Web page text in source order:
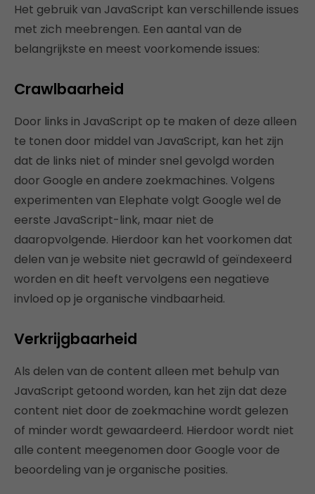
Het gebruik van JavaScript kan verschillende issues
met zich meebrengen. Een aantal van de
belangrijkste en meest voorkomende issues:
Crawlbaarheid
Door links in JavaScript op te maken of deze alleen
te tonen door middel van JavaScript, kan het zijn
dat de links niet of minder snel gevolgd worden
door Google en andere zoekmachines. Volgens
experimenten van Elephate volgt Google wel de
eerste JavaScript-link, maar niet de
daaropvolgende. Hierdoor kan het voorkomen dat
delen van je website niet gecrawld of geïndexeerd
worden en dit heeft vervolgens een negatieve
invloed op je organische vindbaarheid.
Verkrijgbaarheid
Als delen van de content alleen met behulp van
JavaScript getoond worden, kan het zijn dat deze
content niet door de zoekmachine wordt gelezen
of minder wordt gewaardeerd. Hierdoor wordt niet
alle content meegenomen door Google voor de
beoordeling van je organische posities.